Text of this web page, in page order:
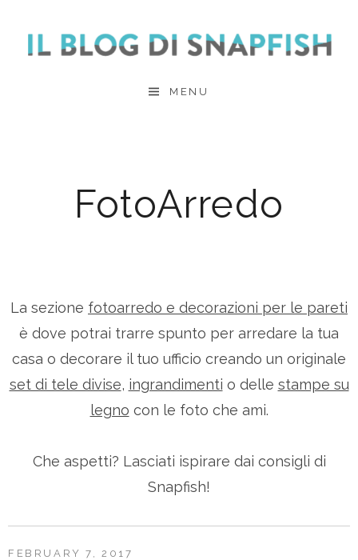
MENU
FotoArredo
La sezione fotoarredo e decorazioni per le pareti
è dove potrai trarre spunto per arredare la tua
casa o decorare il tuo ufficio creando un originale
set di tele divise, ingrandimenti o delle stampe su
legno con le foto che ami.
Che aspetti? Lasciati ispirare dai consigli di
Snapfish!
FEBRUARY 7, 2017